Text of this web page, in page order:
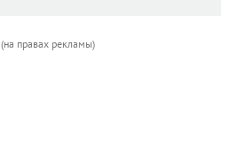
(на правах рекламы)